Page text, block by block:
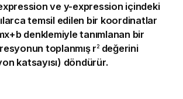
ve y-expression içindeki
temsil edilen bir koordinatlar
denklemiyle tanımlanan bir
toplanmış r 2değerini
katsayısı) döndürür.